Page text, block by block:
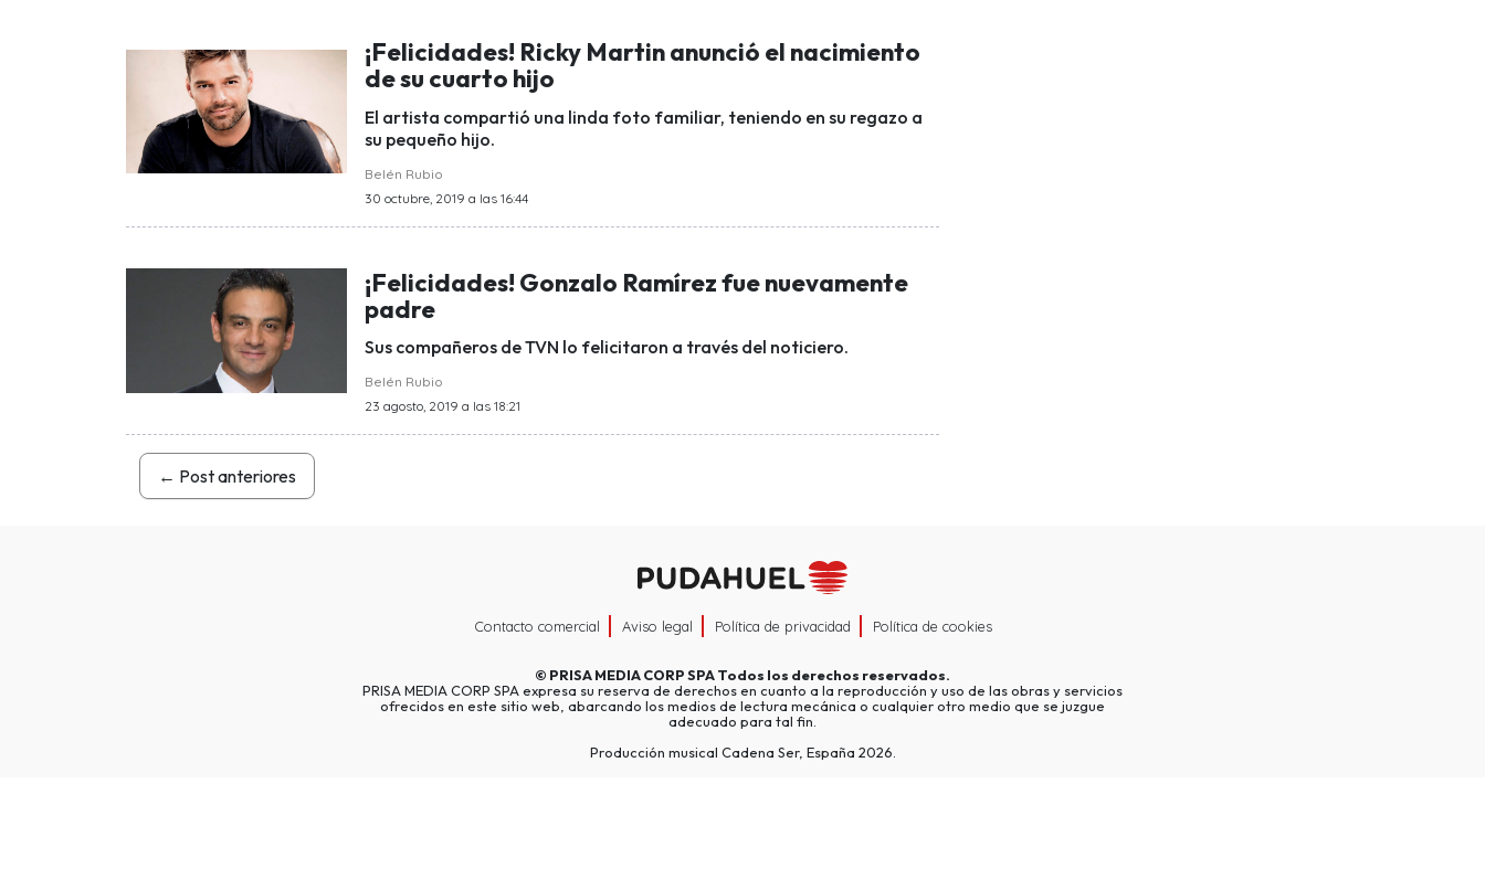
¡Felicidades! Ricky Martin anunció el nacimiento
de su cuarto hijo
El artista compartió una linda foto familiar, teniendo en su regazo a
su pequeño hijo.
Belén Rubio
30 octubre, 2019 a las 16:44
¡Felicidades! Gonzalo Ramírez fue nuevamente
padre
Sus compañeros de TVN lo felicitaron a través del noticiero.
Belén Rubio
23 agosto, 2019 a las 18:21
← Post anteriores
Contacto comercial Aviso legal Política de privacidad Política de cookies
© PRISA MEDIA CORP SPATodos los derechos reservados.
PRISA MEDIA CORP SPA expresa su reserva de derechos en cuanto a la reproducción y uso de las obras y servicios
ofrecidos en este sitio web, abarcando los medios de lectura mecánica o cualquier otro medio que se juzgue
adecuado para tal fin.
Producción musical Cadena Ser, España 2026.